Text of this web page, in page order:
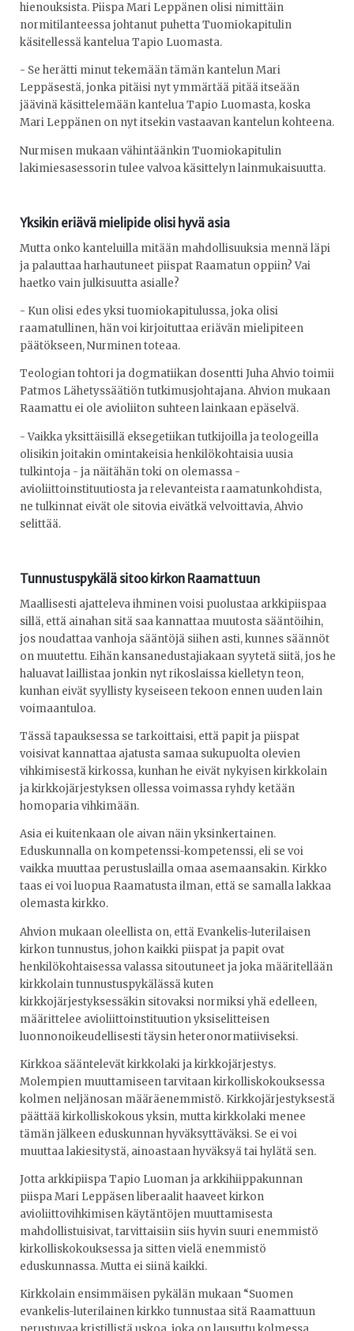
hienouksista. Piispa Mari Leppänen olisi nimittäin
normitilanteessa johtanut puhetta Tuomiokapitulin
käsitellessä kantelua Tapio Luomasta.
- Se herätti minut tekemään tämän kantelun Mari
Leppäsestä, jonka pitäisi nyt ymmärtää pitää itseään
jäävinä käsittelemään kantelua Tapio Luomasta, koska
Mari Leppänen on nyt itsekin vastaavan kantelun kohteena.
Nurmisen mukaan vähintäänkin Tuomiokapitulin
lakimiesasessorin tulee valvoa käsittelyn lainmukaisuutta.
Yksikin eriävä mielipide olisi hyvä asia
Mutta onko kanteluilla mitään mahdollisuuksia mennä läpi
ja palauttaa harhautuneet piispat Raamatun oppiin? Vai
haetko vain julkisuutta asialle?
- Kun olisi edes yksi tuomiokapitulussa, joka olisi
raamatullinen, hän voi kirjoituttaa eriävän mielipiteen
päätökseen, Nurminen toteaa.
Teologian tohtori ja dogmatiikan dosentti Juha Ahvio toimii
Patmos Lähetyssäätiön tutkimusjohtajana. Ahvion mukaan
Raamattu ei ole avioliiton suhteen lainkaan epäselvä.
- Vaikka yksittäisillä eksegetiikan tutkijoilla ja teologeilla
olisikin joitakin omintakeisia henkilökohtaisia uusia
tulkintoja - ja näitähän toki on olemassa -
avioliittoinstituutiosta ja relevanteista raamatunkohdista,
ne tulkinnat eivät ole sitovia eivätkä velvoittavia, Ahvio
selittää.
Tunnustuspykälä sitoo kirkon Raamattuun
Maallisesti ajatteleva ihminen voisi puolustaa arkkipiispaa
sillä, että ainahan sitä saa kannattaa muutosta sääntöihin,
jos noudattaa vanhoja sääntöjä siihen asti, kunnes säännöt
on muutettu. Eihän kansanedustajiakaan syytetä siitä, jos he
haluavat laillistaa jonkin nyt rikoslaissa kielletyn teon,
kunhan eivät syyllisty kyseiseen tekoon ennen uuden lain
voimaantuloa.
Tässä tapauksessa se tarkoittaisi, että papit ja piispat
voisivat kannattaa ajatusta samaa sukupuolta olevien
vihkimisestä kirkossa, kunhan he eivät nykyisen kirkkolain
ja kirkkojärjestyksen ollessa voimassa ryhdy ketään
homoparia vihkimään.
Asia ei kuitenkaan ole aivan näin yksinkertainen.
Eduskunnalla on kompetenssi-kompetenssi, eli se voi
vaikka muuttaa perustuslailla omaa asemaansakin. Kirkko
taas ei voi luopua Raamatusta ilman, että se samalla lakkaa
olemasta kirkko.
Ahvion mukaan oleellista on, että Evankelis-luterilaisen
kirkon tunnustus, johon kaikki piispat ja papit ovat
henkilökohtaisessa valassa sitoutuneet ja joka määritellään
kirkkolain tunnustuspykälässä kuten
kirkkojärjestyksessäkin sitovaksi normiksi yhä edelleen,
määrittelee avioliittoinstituution yksiselitteisen
luonnonoikeudellisesti täysin heteronormatiiviseksi.
Kirkkoa sääntelevät kirkkolaki ja kirkkojärjestys.
Molempien muuttamiseen tarvitaan kirkolliskokouksessa
kolmen neljänosan määräenemmistö. Kirkkojärjestyksestä
päättää kirkolliskokous yksin, mutta kirkkolaki menee
tämän jälkeen eduskunnan hyväksyttäväksi. Se ei voi
muuttaa lakiesitystä, ainoastaan hyväksyä tai hylätä sen.
Jotta arkkipiispa Tapio Luoman ja arkkihiippakunnan
piispa Mari Leppäsen liberaalit haaveet kirkon
avioliittovihkimisen käytäntöjen muuttamisesta
mahdollistuisivat, tarvittaisiin siis hyvin suuri enemmistö
kirkolliskokouksessa ja sitten vielä enemmistö
eduskunnassa. Mutta ei siinä kaikki.
Kirkkolain ensimmäisen pykälän mukaan “Suomen
evankelis-luterilainen kirkko tunnustaa sitä Raamattuun